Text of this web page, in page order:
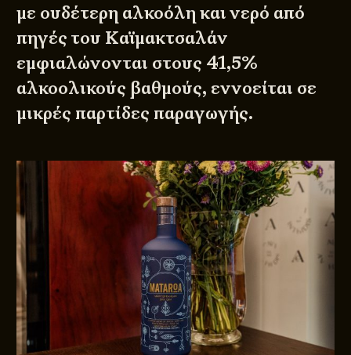
με ουδέτερη αλκοόλη και νερό από
πηγές του Καϊμακτσαλάν
εμφιαλώνονται στους 41,5%
αλκοολικούς βαθμούς, εννοείται σε
μικρές παρτίδες παραγωγής.